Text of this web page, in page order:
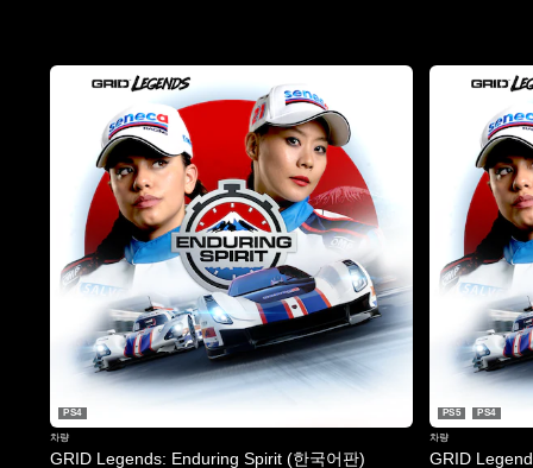
GRID Legends: Enduring Spirit (한국어판)
PS4
차량
GRID
PS5 PS4
차량